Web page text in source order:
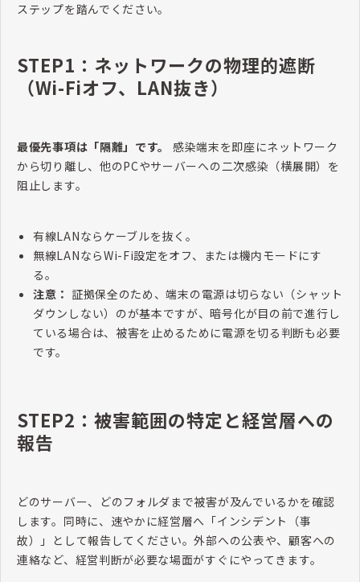
ステップを踏んでください。
STEP1：ネットワークの物理的遮断
（Wi-Fiオフ、LAN抜き）
最優先事項は「隔離」です。
感染端末を即座にネットワーク
から切り離し、他のPCやサーバーへの二次感染（横展開）を
阻止します。
有線LANならケーブルを抜く。
無線LANならWi-Fi設定をオフ、または機内モードにす
る。
注意： 証拠保全のため、端末の電源は切らない（シャット
ダウンしない）のが基本ですが、暗号化が目の前で進行し
ている場合は、被害を止めるために電源を切る判断も必要
です。
STEP2：被害範囲の特定と経営層への
報告
どのサーバー、どのフォルダまで被害が及んでいるかを確認
します。同時に、速やかに経営層へ「インシデント（事
故）」として報告してください。外部への公表や、顧客への
連絡など、経営判断が必要な場面がすぐにやってきます。